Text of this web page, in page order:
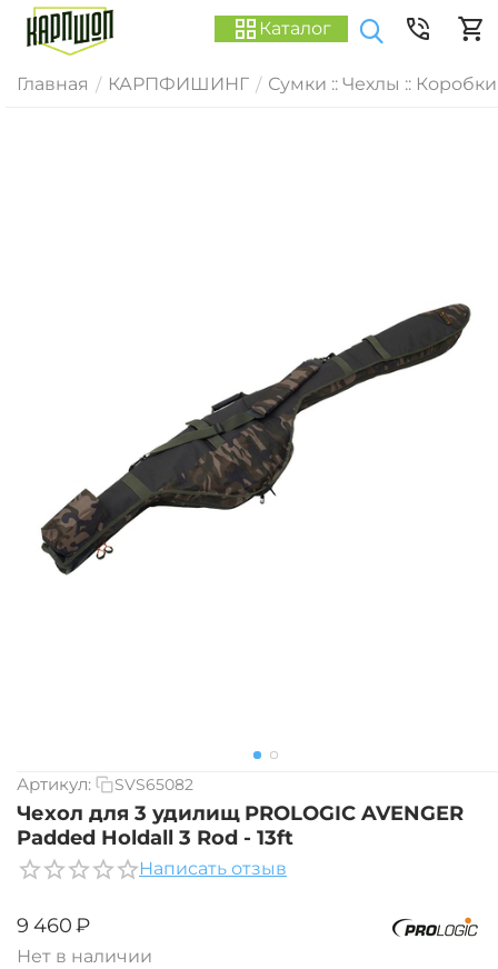
Каталог
Главная / КАРПФИШИНГ / Сумки :: Чехлы :: Коробки
Артикул: SVS65082
Чехол для 3 удилищ PROLOGIC AVENGER
Padded Holdall 3 Rod - 13ft
Написать отзыв
‍9 460‍₽
Нет в наличии